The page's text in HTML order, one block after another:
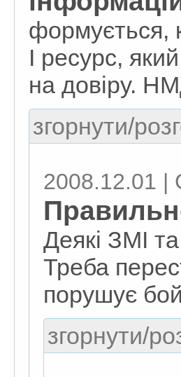
формується,
І ресурс,
на довіру.
згорнути/
2008.12.01 |
Деякі ЗМІ
Треба
порушує
згорнути/